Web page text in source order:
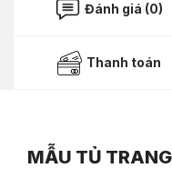
Đánh giá (0)
Thanh toán
MẪU TỦ